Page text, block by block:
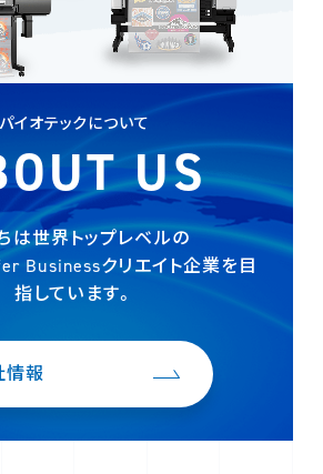
パイオテックについて
US
は世界トップレベルの
Businessクリエイト企業を目
指しています。
情報